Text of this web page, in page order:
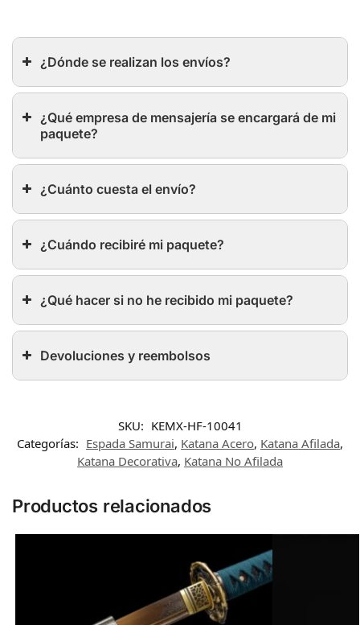
¿Dónde se realizan los envíos?
¿Qué empresa de mensajería se encargará de mi
paquete?
¿Cuánto cuesta el envío?
¿Cuándo recibiré mi paquete?
¿Qué hacer si no he recibido mi paquete?
Devoluciones y reembolsos
SKU: KEMX-HF-10041
Categorías: Espada Samurai, Katana Acero, Katana Afilada,
Katana Decorativa, Katana No Afilada
Productos relacionados